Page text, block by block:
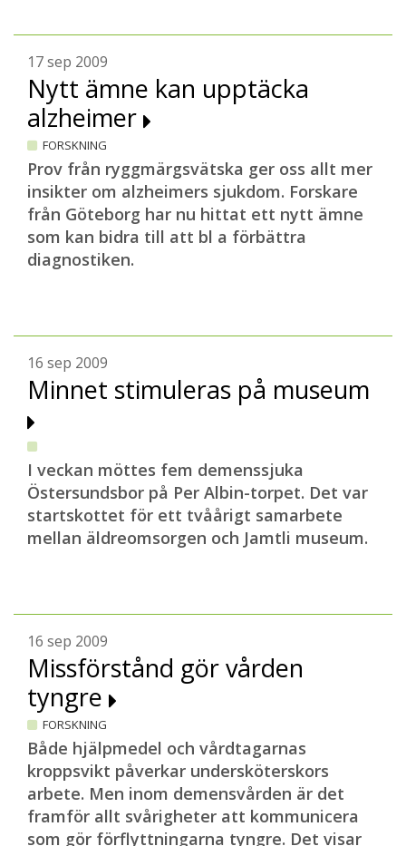
17 sep 2009
Nytt ämne kan upptäcka
alzheimer
FORSKNING
Prov från ryggmärgsvätska ger oss allt mer
insikter om alzheimers sjukdom. Forskare
från Göteborg har nu hittat ett nytt ämne
som kan bidra till att bl a förbättra
diagnostiken.
16 sep 2009
Minnet stimuleras på museum
I veckan möttes fem demenssjuka
Östersundsbor på Per Albin-torpet. Det var
startskottet för ett tvåårigt samarbete
mellan äldreomsorgen och Jamtli museum.
16 sep 2009
Missförstånd gör vården
tyngre
FORSKNING
Både hjälpmedel och vårdtagarnas
kroppsvikt påverkar undersköterskors
arbete. Men inom demensvården är det
framför allt svårigheter att kommunicera
som gör förflyttningarna tyngre. Det visar